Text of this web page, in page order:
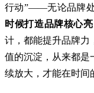
行动”——无论品牌处
时候打造品牌核心
计，都能提升品牌力
值的沉淀，从来都是
续放大，才能在时间